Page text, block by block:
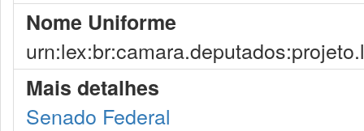
Nome Uniforme
Mais detalhes
Senado Federal